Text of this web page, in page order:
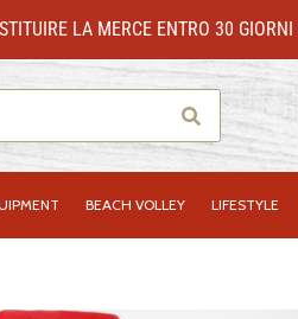
LA MERCE ENTRO 30 GIORNI
Ricerca
BEACH VOLLEY LIFESTYLE